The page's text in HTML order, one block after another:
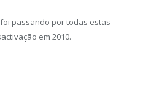
passando por todas estas
em 2010.